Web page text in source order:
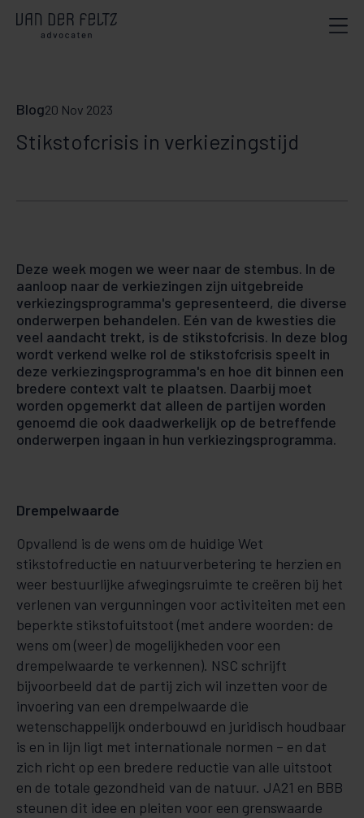
Blog20 Nov 2023
Stikstofcrisis in verkiezingstijd
Deze week mogen we weer naar de stembus. In de
aanloop naar de verkiezingen zijn uitgebreide
verkiezingsprogramma's gepresenteerd, die diverse
onderwerpen behandelen. Eén van de kwesties die
veel aandacht trekt, is de stikstofcrisis. In deze blog
wordt verkend welke rol de stikstofcrisis speelt in
deze verkiezingsprogramma's en hoe dit binnen een
bredere context valt te plaatsen. Daarbij moet
worden opgemerkt dat alleen de partijen worden
genoemd die ook daadwerkelijk op de betreffende
onderwerpen ingaan in hun verkiezingsprogramma.
Drempelwaarde
Opvallend is de wens om de huidige Wet
stikstofreductie en natuurverbetering te herzien en
weer bestuurlijke afwegingsruimte te creëren bij het
verlenen van vergunningen voor activiteiten met een
beperkte stikstofuitstoot (met andere woorden: de
wens om (weer) de mogelijkheden voor een
drempelwaarde te verkennen). NSC schrijft
bijvoorbeeld dat de partij zich wil inzetten voor de
invoering van een drempelwaarde die
wetenschappelijk onderbouwd en juridisch houdbaar
is en in lijn ligt met internationale normen – en dat
zich richt op een bredere reductie van alle uitstoot
en de totale gezondheid van de natuur. JA21 en BBB
steunen dit idee en pleiten voor een grenswaarde